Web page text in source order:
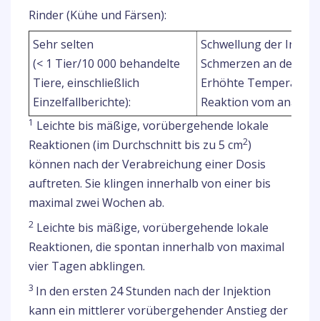
Rinder (Kühe und Färsen):
Sehr selten
(< 1 Tier/10 000 behandelte
Tiere, einschließlich
Einzelfallberichte):
Schwellung der
Schmerzen an der
Erhöhte Temperatur
Reaktion vom
1 Leichte bis mäßige, vorübergehende lokale
Reaktionen (im Durchschnitt bis zu 5 cm2)
können nach der Verabreichung einer Dosis
auftreten. Sie klingen innerhalb von einer bis
maximal zwei Wochen ab.
2 Leichte bis mäßige, vorübergehende lokale
Reaktionen, die spontan innerhalb von maximal
vier Tagen abklingen.
3 In den ersten 24 Stunden nach der Injektion
kann ein mittlerer vorübergehender Anstieg der